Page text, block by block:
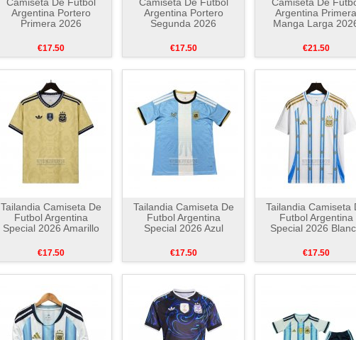
Argentina Portero
Primera 2026
€17.50
Argentina Portero
Segunda 2026
€17.50
Argentina Primera
Manga Larga
€21.50
Tailandia Camiseta De
Futbol Argentina
Special 2026 Amarillo
€17.50
Tailandia Camiseta De
Futbol Argentina
Special 2026 Azul
€17.50
Tailandia Camiseta
Futbol Argentina
Special 2026
€17.50